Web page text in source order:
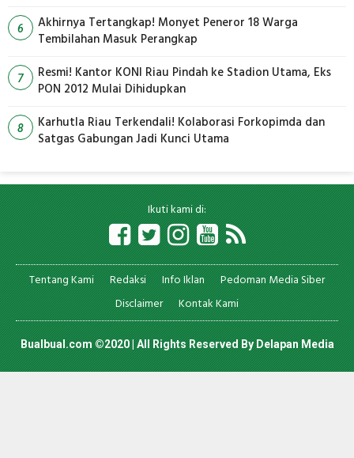
6
Akhirnya Tertangkap! Monyet Peneror 18 Warga
Tembilahan Masuk Perangkap
7
Resmi! Kantor KONI Riau Pindah ke Stadion Utama, Eks
PON 2012 Mulai Dihidupkan
8
Karhutla Riau Terkendali! Kolaborasi Forkopimda dan
Satgas Gabungan Jadi Kunci Utama
Ikuti kami di:
Tentang Kami Redaksi Info Iklan
Pedoman Media Siber
Disclaimer
Kontak Kami
Bualbual.com ©2020 | All Rights Reserved ByDelapan Media